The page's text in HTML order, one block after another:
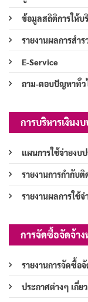
ข้อมูลสถิติการให้บ
รายงานผลการสำ
E-Service
ถาม-ตอบปัญหาทั่ว
การบริหารเงินง
แผนการใช้จ่ายงบ
รายงานการกำกับ
รายงานผลการใช้
การจัดซื้อจัดจ้า
รายงานการจัดซื้อ
ประกาศต่างๆ เกี่